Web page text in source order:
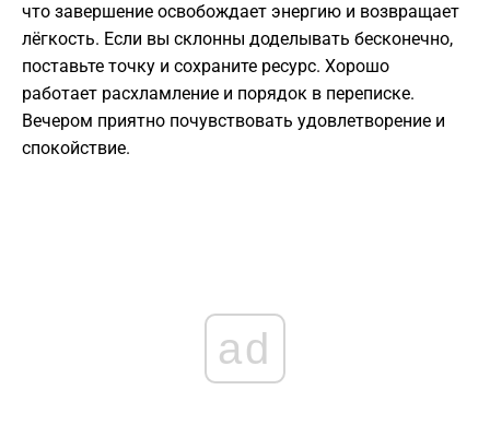
что завершение освобождает энергию и возвращает
лёгкость. Если вы склонны доделывать бесконечно,
поставьте точку и сохраните ресурс. Хорошо
работает расхламление и порядок в переписке.
Вечером приятно почувствовать удовлетворение и
спокойствие.
ad